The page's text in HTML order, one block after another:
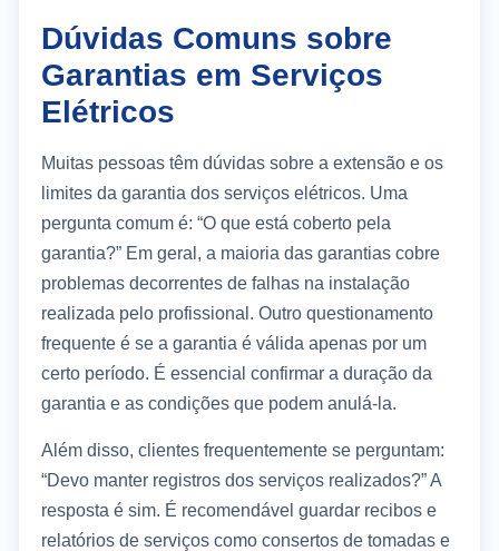
Dúvidas Comuns sobre
Garantias em Serviços
Elétricos
Muitas pessoas têm dúvidas sobre a extensão e os
limites da garantia dos serviços elétricos. Uma
pergunta comum é: “O que está coberto pela
garantia?” Em geral, a maioria das garantias cobre
problemas decorrentes de falhas na instalação
realizada pelo profissional. Outro questionamento
frequente é se a garantia é válida apenas por um
certo período. É essencial confirmar a duração da
garantia e as condições que podem anulá-la.
Além disso, clientes frequentemente se perguntam:
“Devo manter registros dos serviços realizados?” A
resposta é sim. É recomendável guardar recibos e
relatórios de serviços como consertos de tomadas e